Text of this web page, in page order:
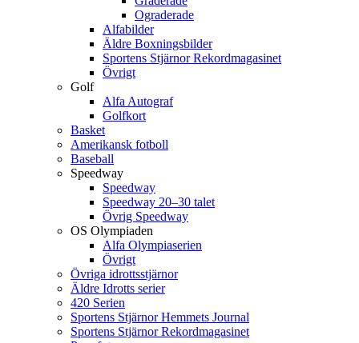
Ograderade
Alfabilder
Äldre Boxningsbilder
Sportens Stjärnor Rekordmagasinet
Övrigt
Golf
Alfa Autograf
Golfkort
Basket
Amerikansk fotboll
Baseball
Speedway
Speedway
Speedway 20–30 talet
Övrig Speedway
OS Olympiaden
Alfa Olympiaserien
Övrigt
Övriga idrottsstjärnor
Äldre Idrotts serier
420 Serien
Sportens Stjärnor Hemmets Journal
Sportens Stjärnor Rekordmagasinet